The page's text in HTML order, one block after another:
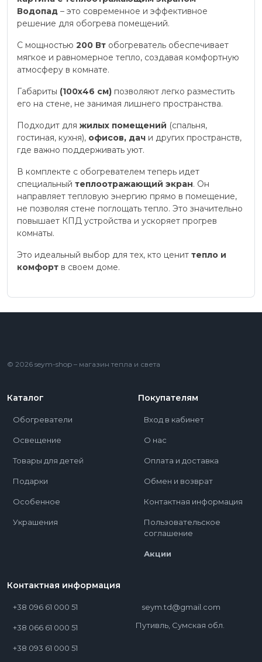
Водопад – это современное и эффективное
решение для обогрева помещений.
С мощностью 200 Вт обогреватель обеспечивает
мягкое и равномерное тепло, создавая комфортную
атмосферу в комнате.
Габариты (100х46 см) позволяют легко разместить
его на стене, не занимая лишнего пространства.
Подходит для жилых помещений (спальня,
гостиная, кухня), офисов, дач и других пространств,
где важно поддерживать уют.
В комплекте с обогревателем теперь идет
специальный теплоотражающий экран. Он
направляет тепловую энергию прямо в помещение,
не позволяя стене поглощать тепло. Это значительно
повышает КПД устройства и ускоряет прогрев
комнаты.
Это идеальный выбор для тех, кто ценит тепло и
комфорт в своем доме.
© 2026 seym-shop – магазин тепла и света
Каталог
Обогреватели
Освещение
Товары для детей
Подарки
Особенное
Украшения
Покупателям
Вход в кабинет
О нас
Оплата и доставка
Обмен и возврат
Контактная информация
Пользовательское
соглашение
Акции
Контактная информация
+38 096 61 000 51
+38 066 61 000 51
+38 093 61 000 51
seym.td@gmail.com
Путивль, Сумская обл.